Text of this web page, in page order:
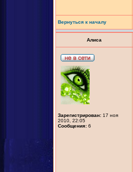
Вернуться к началу
Алиса
Зарегистрирован: 17 ноя
2010, 22:05
Сообщения: 6